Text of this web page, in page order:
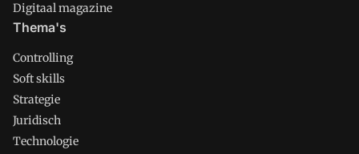
Digitaal magazine
Thema's
Controlling
Soft skills
Strategie
Juridisch
Technologie